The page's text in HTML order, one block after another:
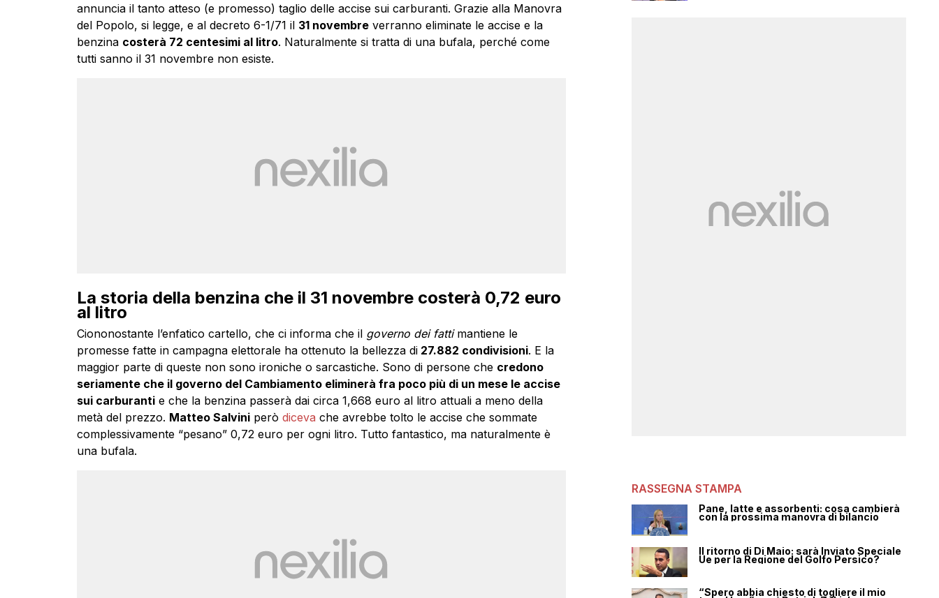
annuncia il tanto atteso (e promesso) taglio delle accise sui carburanti. Grazie alla Manovra
del Popolo, si legge, e al decreto 6-1/71 il 31 novembreverranno eliminate le accise e la
benzina costerà 72 centesimi al litro. Naturalmente si tratta di una bufala, perché come
tutti sanno il 31 novembre non esiste.
La storia della benzina che il 31 novembre costerà 0,72 euro
al litro
Ciononostante l’enfatico cartello, che ci informa che il governo dei fatti mantiene le
promesse fatte in campagna elettorale ha ottenuto la bellezza di27.882 condivisioni. E la
maggior parte di queste non sono ironiche o sarcastiche. Sono di persone che credono
seriamente che il governo del Cambiamento eliminerà fra poco più di un mese le accise
sui carburantie che la benzina passerà dai circa 1,668 euro al litro attuali a meno della
metà del prezzo. Matteo Salviniperò diceva che avrebbe tolto le accise che sommate
complessivamente “pesano” 0,72 euro per ogni litro. Tutto fantastico, ma naturalmente è
una bufala.
RASSEGNA STAMPA
Pane, latte e assorbenti: cosa cambierà
con la prossima manovra di bilancio
Il ritorno di Di Maio: sarà Inviato Speciale
Ue per la Regione del Golfo Persico?
“Spero abbia chiesto di togliere il mio